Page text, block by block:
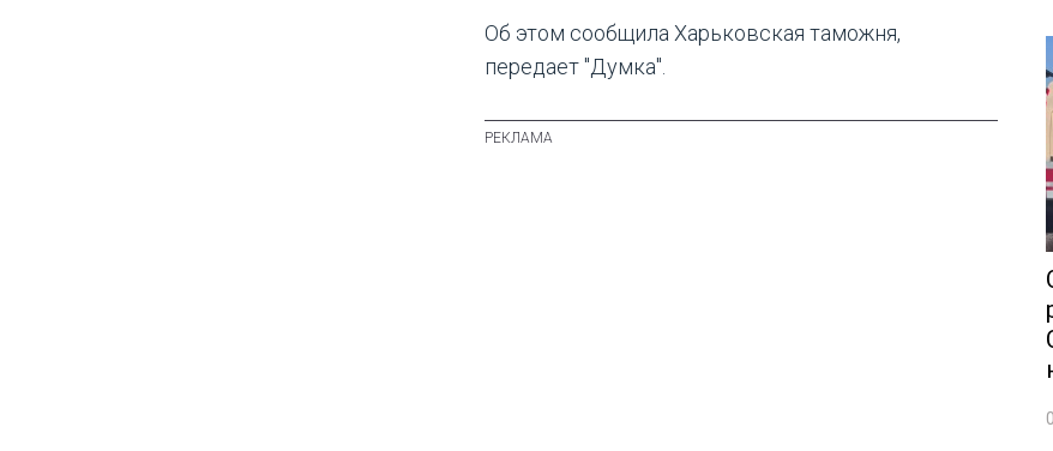
Об этом сообщила Харьковская таможня,
передает "Думка".